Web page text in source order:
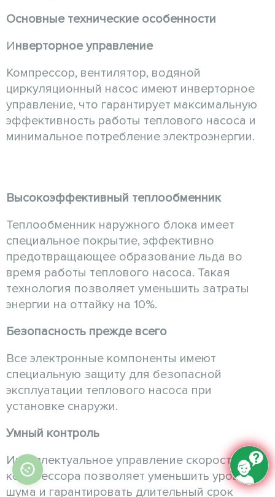
Основные технические особенности
Инверторное управление
Компрессор, вентилятор, водяной
циркуляционный насос имеют инверторное
управление, что гарантирует максимальную
эффективность работы теплового насоса и
минимальное потребление электроэнергии.
Высокоэффективный теплообменник
Теплообменник наружного блока имеет
специальное покрытие, эффективно
предотвращающее образование льда во
время работы теплового насоса. Такая
технология позволяет уменьшить затраты
энергии на оттайку на 10%.
Безопасность прежде всего
Все электронные компоненты имеют
специальную защиту для безопасной
эксплуатации теплового насоса при
установке снаружи.
Умный контроль
Интеллектуальное управление скоростью
компрессора позволяет уменьшить уровень
шума и гарантировать длительный срок